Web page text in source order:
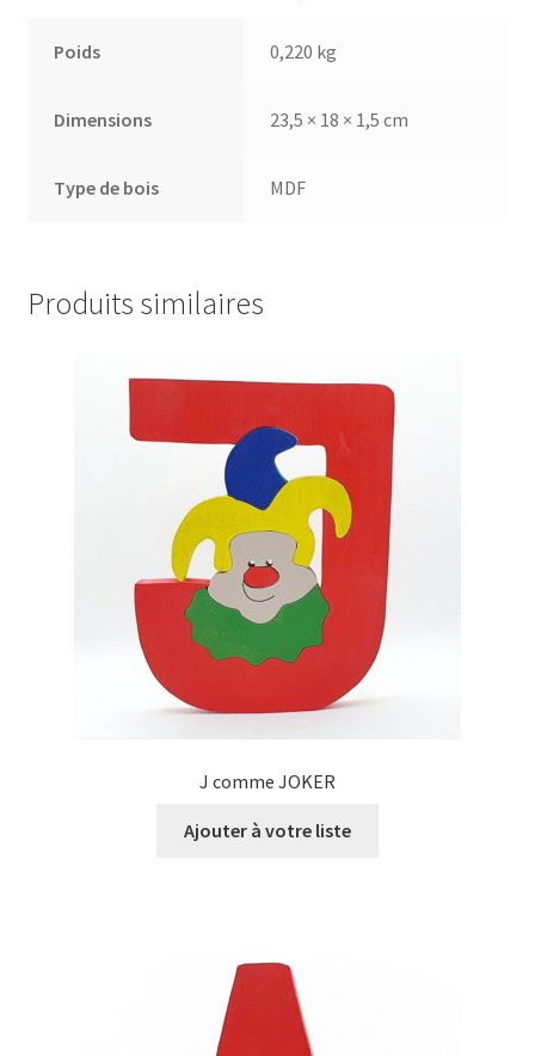
Poids 0,220 kg
Dimensions 23,5 × 18 × 1,5 cm
Type de bois MDF
Produits similaires
J comme JOKER
Ajouter à votre liste